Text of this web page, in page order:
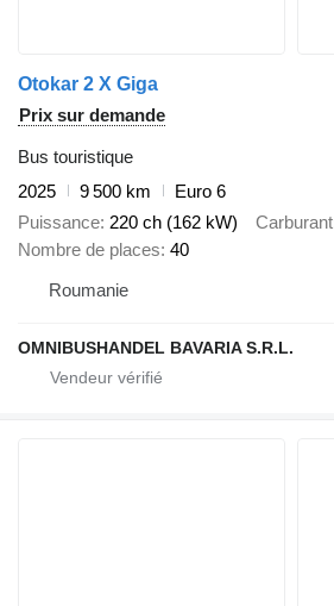
Otokar 2 X Giga
Prix sur demande
Bus touristique
2025
9 500 km
Euro 6
Puissance 220 ch (162 kW) Carburant
Nombre de places 40
Roumanie
OMNIBUSHANDEL BAVARIA S.R.L.